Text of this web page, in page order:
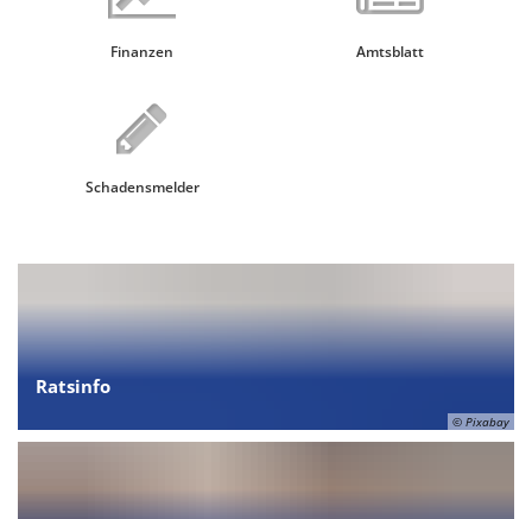
Finanzen Amtsblatt
Schadensmelder
© Pixabay
Ratsinfo